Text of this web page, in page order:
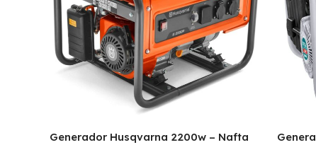
Generador Husqvarna 2200w – Nafta